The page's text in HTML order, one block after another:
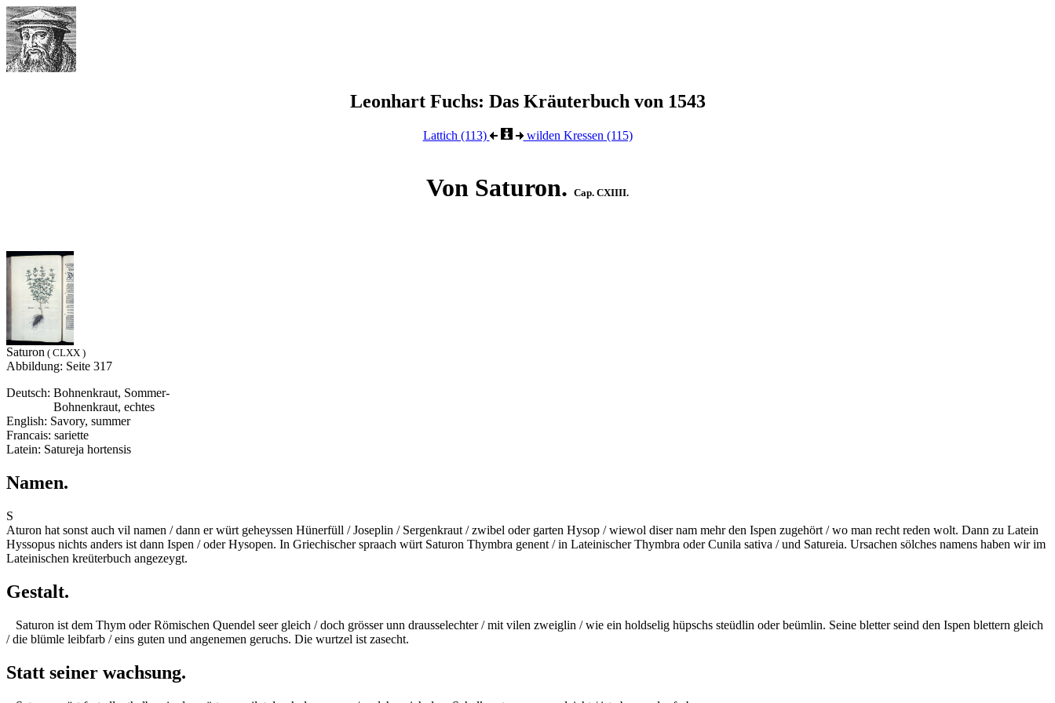
Leonhart Fuchs: Das Kräuterbuch von 1543
Lattich (113) wilden Kressen (115)
Von Saturon. Cap. CXIIII.
Saturon ( CLXX )
Abbildung: Seite 317
Deutsch: Bohnenkraut, Sommer-
Bohnenkraut, echtes
English: Savory, summer
Francais: sariette
Latein: Satureja hortensis
Namen.
S
Aturon hat sonst auch vil namen / dann er würt geheyssen Hünerfüll / Joseplin / Sergenkraut / zwibel oder garten Hysop / wiewol diser nam mehr den Ispen zugehört / wo man recht reden wolt. Dann zu Latein
Hyssopus nichts anders ist dann Ispen / oder Hysopen. In Griechischer spraach würt Saturon Thymbra genent / in Lateinischer Thymbra oder Cunila sativa / und Satureia. Ursachen sölches namens haben wir im
Lateinischen kreüterbuch angezeygt.
Gestalt.
Saturon ist dem Thym oder Römischen Quendel seer gleich / doch grösser unn drausselechter / mit vilen zweiglin / wie ein holdselig hüpschs steüdlin oder beümlin. Seine bletter seind den Ispen blettern gleich
/ die blümle leibfarb / eins guten und angenemen geruchs. Die wurtzel ist zasecht.
Statt seiner wachsung.